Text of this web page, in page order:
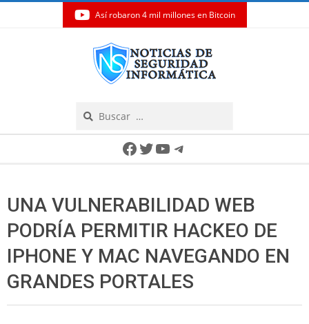
Así robaron 4 mil millones en Bitcoin
Facebook
Twitter
YouTube
Telegram
UNA VULNERABILIDAD WEB
PODRÍA PERMITIR HACKEO DE
IPHONE Y MAC NAVEGANDO EN
GRANDES PORTALES